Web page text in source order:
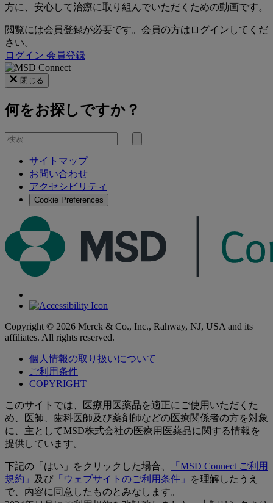
方に、安心して治療に取り組んでいただくための動画です。
閲覧には会員登録が必要です。会員の方はログインしてくだ
さい。
ログイン 会員登録
閉じる
何をお探しですか？
を
検
サイトマップ
お問い合わせ
アクセシビリティ
Cookie Preferences
Copyright © 2026 Merck & Co., Inc., Rahway, NJ, USA and its
affiliates. All rights reserved.
個人情報の取り扱いについて
ご利用条件
COPYRIGHT
このサイトでは、医療用医薬品を適正にご使用いただくた
め、医師、歯科医師及び薬剤師などの医療関係者の方を対象
に、主としてMSD株式会社の医療用医薬品に関する情報を
提供しています。
下記の「はい」をクリックした場合、
「MSD Connect ご利用
規約」
及び 「ウェブサイトのご利用条件」
を理解したうえ
で、内容に同意したものとみなします。